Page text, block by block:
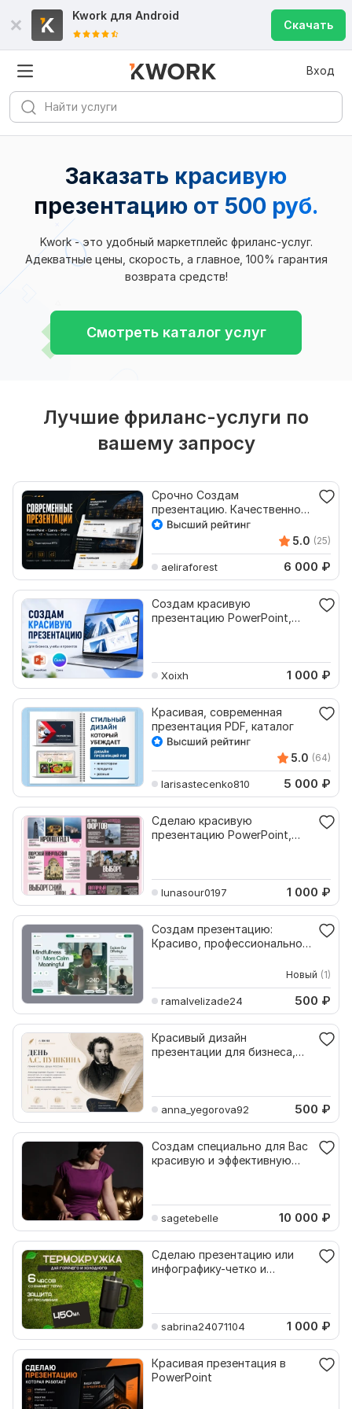
Kwork для Android
Скачать
Вход
Заказать красивую
презентацию от 500 руб.
Kwork - это удобный маркетплейс фриланс-услуг.
Адекватные цены, скорость, а главное, 100% гарантия
возврата средств!
Смотреть каталог услуг
Лучшие фриланс-услуги по
вашему запросу
Срочно Создам
презентацию. Качественно,
красиво. pptx, pdf, word
5.0 (25)
aeliraforest 6 000 ₽
Создам красивую
презентацию PowerPoint,
Xoixh 1 000 ₽
Красивая, современная
презентация PDF, каталог
5.0 (64)
larisastecenko810 5 000 ₽
Сделаю красивую
презентацию PowerPoint,
lunasour0197 1 000 ₽
Создам презентацию:
Красиво, профессионально и
Новый (1)
ramalvelizade24 500 ₽
Красивый дизайн
презентации для бизнеса,
anna_yegorova92 500 ₽
Создам специально для Вас
красивую и эффективную
sagetebelle 10 000 ₽
Сделаю презентацию или
инфографику-четко и
sabrina24071104 1 000 ₽
Красивая презентация в
PowerPoint